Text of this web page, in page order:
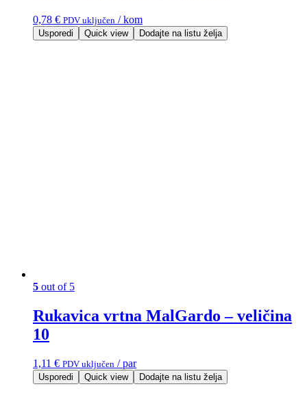
0,78 € PDV uključen / kom
Usporedi Quick view Dodajte na listu želja
5 out of 5
Rukavica vrtna MalGardo – veličina
10
1,11 € PDV uključen / par
Usporedi Quick view Dodajte na listu želja